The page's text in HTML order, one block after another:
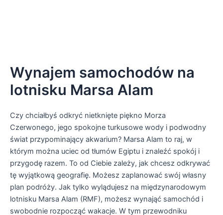
Wynajem samochodów na
lotnisku Marsa Alam
Czy chciałbyś odkryć nietknięte piękno Morza
Czerwonego, jego spokojne turkusowe wody i podwodny
świat przypominający akwarium? Marsa Alam to raj, w
którym można uciec od tłumów Egiptu i znaleźć spokój i
przygodę razem. To od Ciebie zależy, jak chcesz odkrywać
tę wyjątkową geografię. Możesz zaplanować swój własny
plan podróży. Jak tylko wylądujesz na międzynarodowym
lotnisku Marsa Alam (RMF), możesz wynająć samochód i
swobodnie rozpocząć wakacje. W tym przewodniku